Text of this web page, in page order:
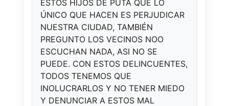
ESTOS HIJOS DE PUTA QUE LO
ÚNICO QUE HACEN ES PERJUDICAR
NUESTRA CIUDAD, TAMBIÉN
PREGUNTO LOS VECINOS NOO
ESCUCHAN NADA, ASI NO SE
PUEDE. CON ESTOS DELINCUENTES,
TODOS TENEMOS QUE
INOLUCRARLOS Y NO TENER MIEDO
Y DENUNCIAR A ESTOS MAL